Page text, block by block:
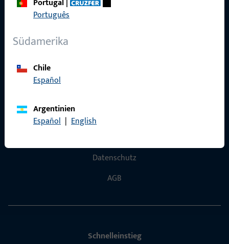
Portugal|
Português
Südamerika
Chile
Español
Argentinien
Español | English
Datenschutz
AGB
Schnelleinstieg